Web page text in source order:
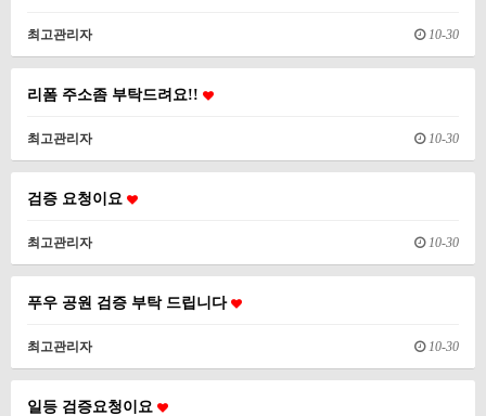
최고관리자 10-30
리폼 주소좀 부탁드려요!!
최고관리자 10-30
검증 요청이요
최고관리자 10-30
푸우 공원 검증 부탁 드립니다
최고관리자 10-30
일등 검증요청이요